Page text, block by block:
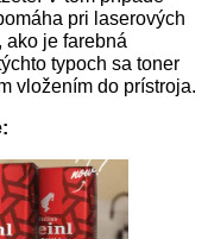
pri laserových
ako je farebná
typoch sa toner
vložením do prístroja.